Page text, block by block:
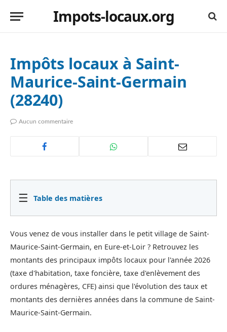
Impots-locaux.org
Impôts locaux à Saint-
Maurice-Saint-Germain
(28240)
Aucun commentaire
☰ Table des matières
Vous venez de vous installer dans le petit village de Saint-
Maurice-Saint-Germain, en Eure-et-Loir ? Retrouvez les
montants des principaux impôts locaux pour l'année 2026
(taxe d'habitation, taxe foncière, taxe d'enlèvement des
ordures ménagères, CFE) ainsi que l'évolution des taux et
montants des dernières années dans la commune de Saint-
Maurice-Saint-Germain.